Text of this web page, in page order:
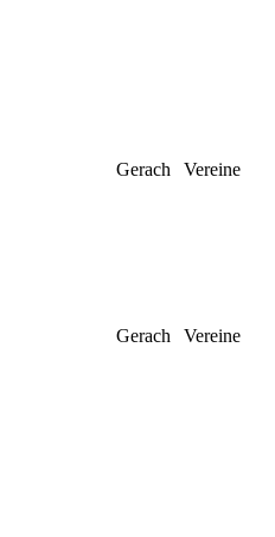
Gerach Vereine
Gerach Vereine